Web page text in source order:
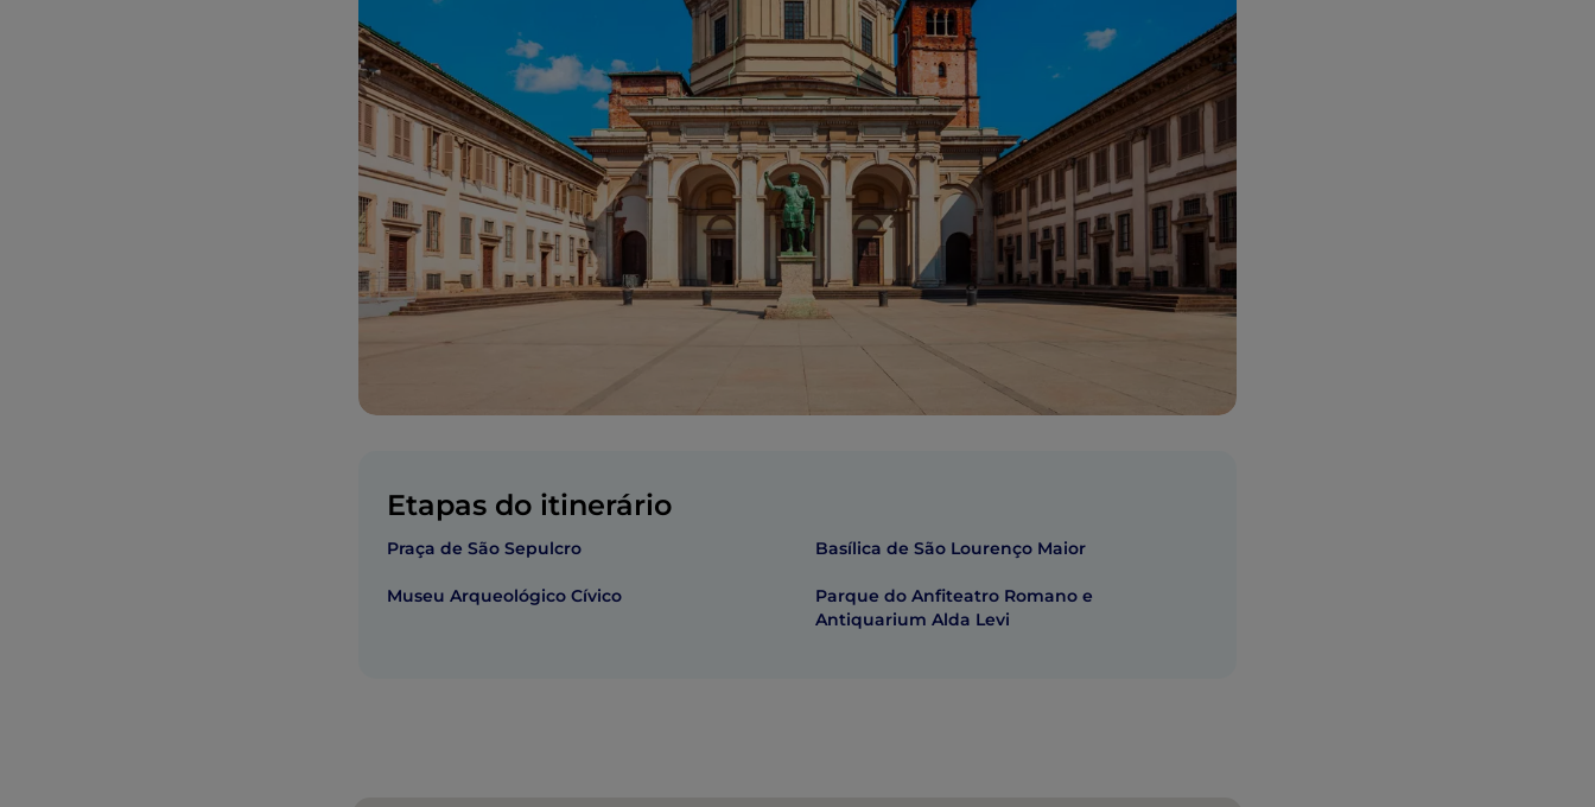
Etapas do itinerário
Praça de São Sepulcro
Museu Arqueológico Cívico
Basílica de São Lourenço Maior
Parque do Anfiteatro Romano e
Antiquarium Alda Levi